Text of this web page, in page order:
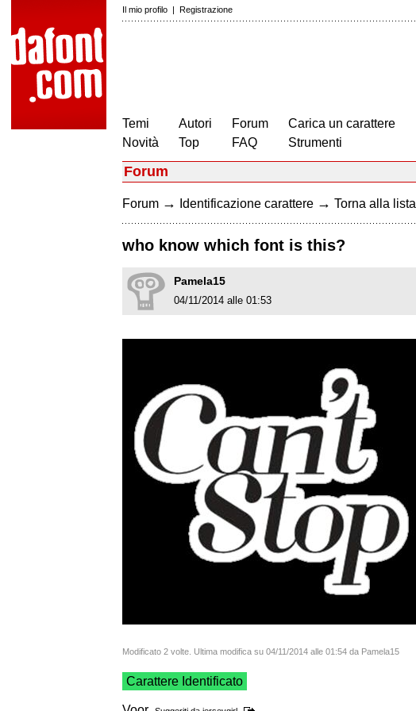
Il mio profilo | Registrazione
Temi
Novità
Autori
Top
Forum
FAQ
Carica un carattere
Strumenti
Forum
Forum → Identificazione carattere → Torna alla lista
who know which font is this?
Pamela15
04/11/2014 alle 01:53
Modificato 2 volte. Ultima modifica su 04/11/2014 alle 01:54 da Pamela15
Carattere Identificato